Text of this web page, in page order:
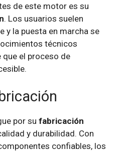
de este motor es su
. Los usuarios suelen
y la puesta en marcha se
técnicos
que el proceso de
por su fabricación
y durabilidad. Con
confiables, los